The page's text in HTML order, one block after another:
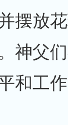
摆放
神父
和工